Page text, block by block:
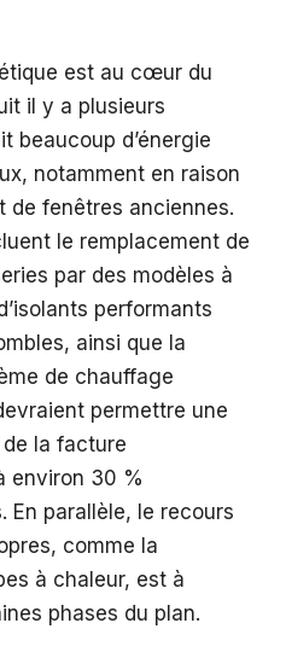
est au cœur du
il y a plusieurs
beaucoup d’énergie
notamment en raison
de fenêtres anciennes.
le remplacement de
par des modèles à
performants
ainsi que la
de chauffage
permettre une
la facture
environ 30 %
En parallèle, le recours
comme la
à chaleur, est à
phases du plan.